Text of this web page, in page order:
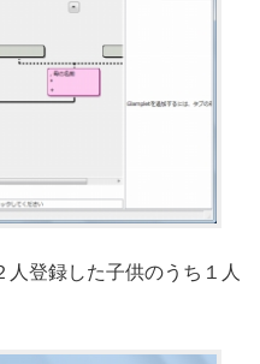
人登録した子供のうち１人